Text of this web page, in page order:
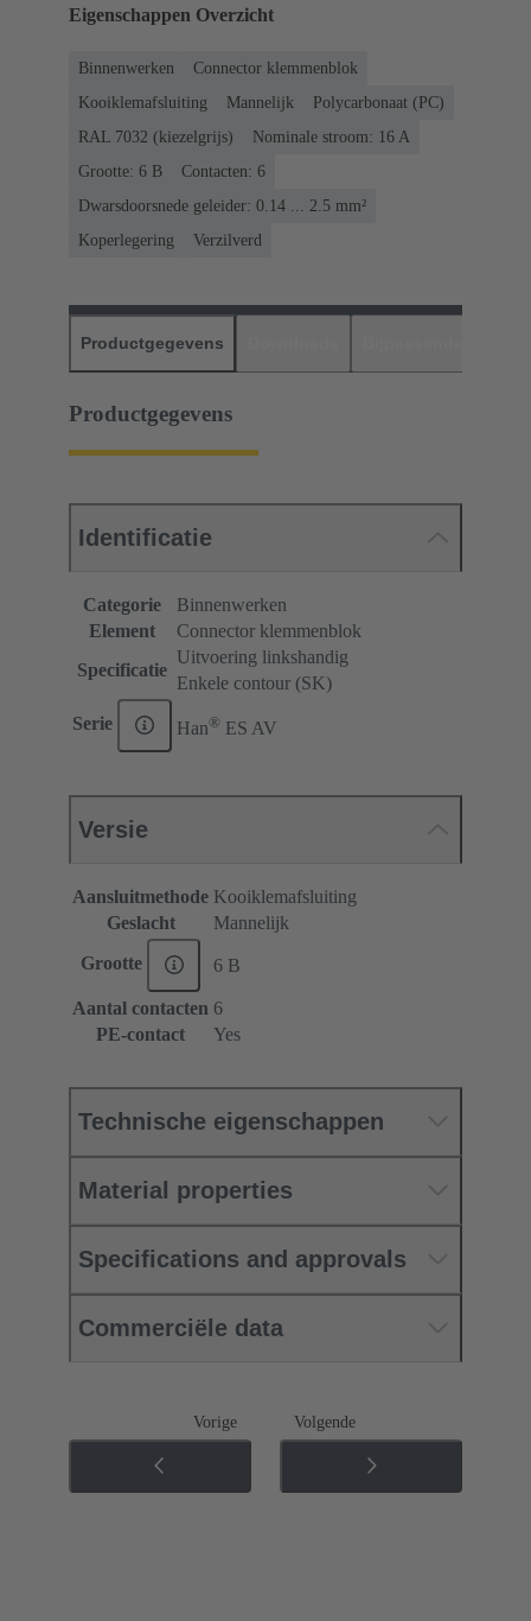
Eigenschappen Overzicht
Binnenwerken
Connector klemmenblok
Kooiklemafsluiting
Mannelijk
Polycarbonaat (PC)
RAL 7032 (kiezelgrijs)
Nominale stroom: ‌16 A
Grootte: 6 B
Contacten: 6
Dwarsdoorsnede geleider: 0.14 ... 2.5 mm²
Koperlegering
Verzilverd
Productgegevens
Productgegevens
Identificatie
Categorie
Binnenwerken
Element
Connector klemmenblok
Specificatie
Uitvoering linkshandig
Enkele contour (SK)
Serie Han® ES AV
Versie
Aansluitmethode Kooiklemafsluiting
Geslacht
Mannelijk
Grootte 6 B
Aantal contacten 6
PE-contact
Yes
Technische eigenschappen
Material properties
Specifications and approvals
Commerciële data
Vorige Volgende